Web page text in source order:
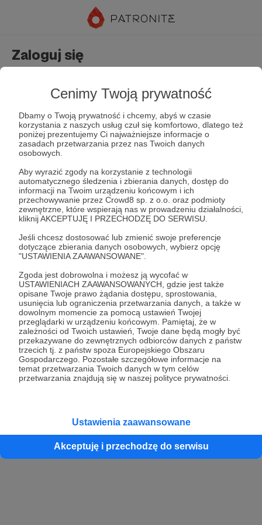
Cenimy Twoją prywatność
Dbamy o Twoją prywatność i chcemy, abyś w czasie
korzystania z naszych usług czuł się komfortowo, dlatego też
poniżej prezentujemy Ci najważniejsze informacje o
zasadach przetwarzania przez nas Twoich danych
osobowych.
Aby wyrazić zgody na korzystanie z technologii
automatycznego śledzenia i zbierania danych, dostęp do
informacji na Twoim urządzeniu końcowym i ich
przechowywanie przez Crowd8 sp. z o.o. oraz podmioty
zewnętrzne, które wspierają nas w prowadzeniu działalności,
kliknij AKCEPTUJĘ I PRZECHODZĘ DO SERWISU.
Jeśli chcesz dostosować lub zmienić swoje preferencje
dotyczące zbierania danych osobowych, wybierz opcję
"USTAWIENIA ZAAWANSOWANE".
Zgoda jest dobrowolna i możesz ją wycofać w
USTAWIENIACH ZAAWANSOWANYCH, gdzie jest także
opisane Twoje prawo żądania dostępu, sprostowania,
usunięcia lub ograniczenia przetwarzania danych, a także w
dowolnym momencie za pomocą ustawień Twojej
przeglądarki w urządzeniu końcowym. Pamiętaj, że w
zależności od Twoich ustawień, Twoje dane będą mogły być
przekazywane do zewnętrznych odbiorców danych z państw
trzecich tj. z państw spoza Europejskiego Obszaru
Gospodarczego. Pozostałe szczegółowe informacje na
temat przetwarzania Twoich danych w tym celów
przetwarzania znajdują się w naszej polityce prywatności.
Ustawienia zaawansowane
Akceptuję i przechodzę do serwisu
Zaloguj się
Zapamiętaj mnie Zapomniałeś hasła?
Zaloguj
lub
Kontynuuj z Google
Kontynuuj z Facebook
Kontynuuj z Apple
konta przez osobę niepełnoletnią” dostępny w regulaminie Patronite.pl